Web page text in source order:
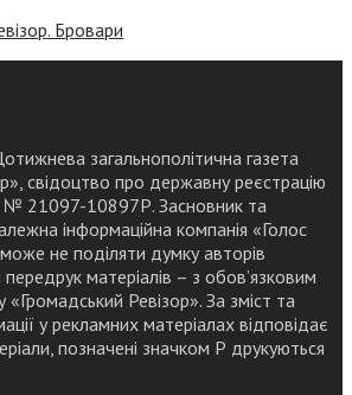
Бровари
загальнополітична газета
свідоцтво про державну реєстрацію
21097-10897Р. Засновник та
інформаційна компанія «Голос
не поділяти думку авторів
передрук матеріалів – з обов’язковим
Ревізор». За зміст та
у рекламних матеріалах відповідає
позначені значком Р друкуються